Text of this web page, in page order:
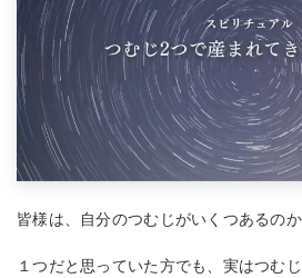
皆様は、自分のつむじがいくつあるの
１つだと思っていた方でも、実はつむ